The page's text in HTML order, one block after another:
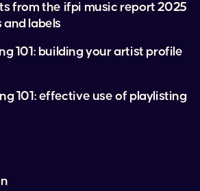
from the ifpi music report 2025
labels
101: building your artist profile
101: effective use of playlisting